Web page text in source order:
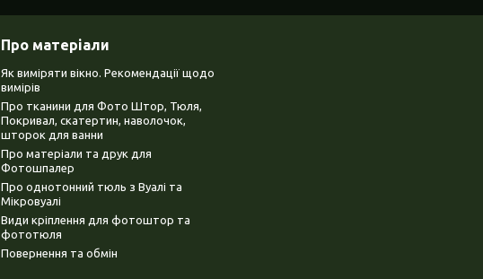
Про матеріали
Як виміряти вікно. Рекомендації щодо
вимірів
Про тканини для Фото Штор, Тюля,
Покривал, скатертин, наволочок,
шторок для ванни
Про матеріали та друк для
Фотошпалер
Про однотонний тюль з Вуалі та
Мікровуалі
Види кріплення для фотоштор та
фототюля
Повернення та обмін